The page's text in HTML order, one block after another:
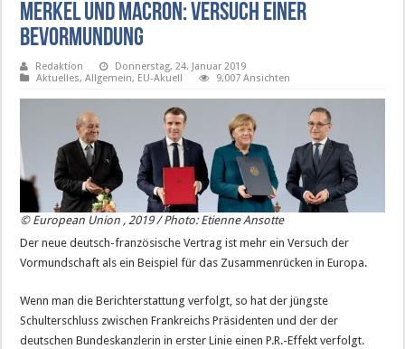
Merkel und Macron: Versuch einer
Bevormundung
Redaktion
Donnerstag, 24. Januar 2019
Aktuelles,Allgemein, EU-Akuell 9,007 Ansichten
© European Union , 2019 / Photo: Etienne Ansotte
Der neue deutsch-französische Vertrag ist mehr ein Versuch der
Vormundschaft als ein Beispiel für das Zusammenrücken in Europa.
Wenn man die Berichterstattung verfolgt, so hat der jüngste
Schulterschluss zwischen Frankreichs Präsidenten und der der
deutschen Bundeskanzlerin in erster Linie einen P.R.-Effekt verfolgt.